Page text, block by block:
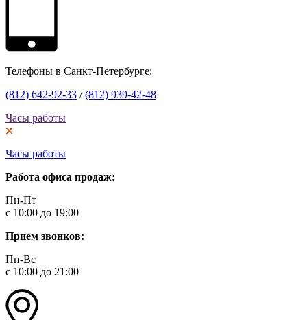
Телефоны в Санкт-Петербурге:
(812) 642-92-33 /(812) 939-42-48
Часы работы
Часы работы
Работа офиса продаж:
Пн-Пт
с 10:00 до 19:00
Прием звонков:
Пн-Вс
с 10:00 до 21:00